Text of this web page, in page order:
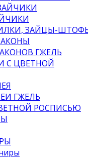
ЗАЙЦЫ-
ГЖЕЛЬ
С ЦВЕТНОЙ
ГЖЕЛЬ
РОСПИСЬЮ